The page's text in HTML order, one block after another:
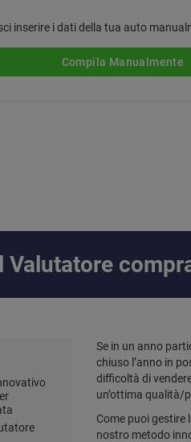
inserire i dati della tua auto
Compila Manualmente
Valutatore
Se in un anno
chiuso l’anno in
difficoltà di
un’ottima qualità/
Come puoi
nostro metodo